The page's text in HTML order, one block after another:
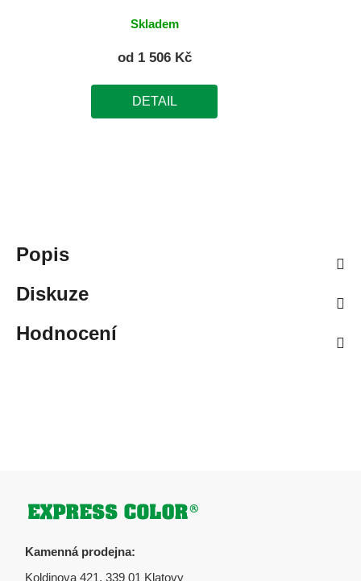
Skladem
od 1 506 Kč
DETAIL
Popis
Diskuze
Hodnocení
Zápatí
Kamenná prodejna:
Koldinova 421, 339 01 Klatovy